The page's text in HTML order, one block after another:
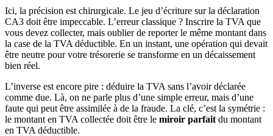
Ici, la précision est chirurgicale. Le jeu d’écriture sur la déclaration
CA3 doit être impeccable. L’erreur classique ? Inscrire la TVA que
vous devez collecter, mais oublier de reporter le même montant dans
la case de la TVA déductible. En un instant, une opération qui devait
être neutre pour votre trésorerie se transforme en un décaissement
bien réel.
L’inverse est encore pire : déduire la TVA sans l’avoir déclarée
comme due. Là, on ne parle plus d’une simple erreur, mais d’une
faute qui peut être assimilée à de la fraude. La clé, c’est la symétrie :
le montant en TVA collectée doit être le miroir parfait du montant
en TVA déductible.